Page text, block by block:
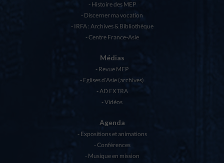
Histoire des MEP
Discerner ma vocation
IRFA : Archives & Bibliothèque
Centre France-Asie
Médias
Revue MEP
Eglises d’Asie (archives)
AD EXTRA
Vidéos
Agenda
Expositions et animations
Conférences
Musique en mission